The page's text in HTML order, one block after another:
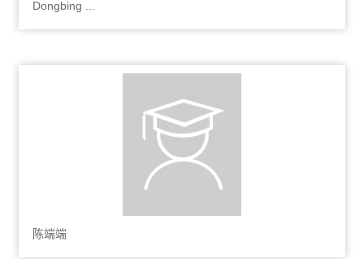
Dongbing ...
陈端端